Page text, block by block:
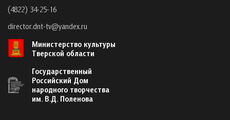
(4822) 34-25-16
director.dnt-tv@yandex.ru
Министерство культуры
Тверской области
Государственный
Российский Дом
народного творчества
им. В.Д. Поленова